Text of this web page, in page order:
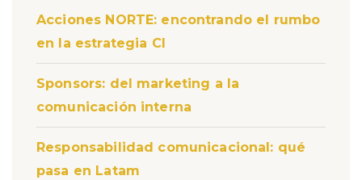
Acciones NORTE: encontrando el rumbo
en la estrategia CI
Sponsors: del marketing a la
comunicación interna
Responsabilidad comunicacional: qué
pasa en Latam